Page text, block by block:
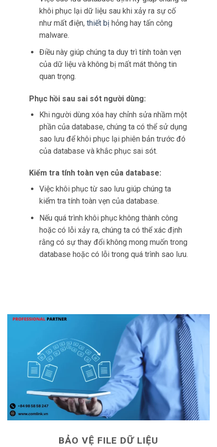
khôi phục lại dữ liệu sau khi xảy ra sự cố
như mất điện, thiết bị hỏng hay tấn công
malware.
Điều này giúp chúng ta duy trì tính toàn vẹn
của dữ liệu và không bị mất mát thông tin
quan trọng.
Phục hồi sau sai sót người dùng:
Khi người dùng xóa hay chỉnh sửa nhầm một
phần của database, chúng ta có thể sử dụng
sao lưu để khôi phục lại phiên bản trước đó
của database và khắc phục sai sót.
Kiểm tra tính toàn vẹn của database:
Việc khôi phục từ sao lưu giúp chúng ta
kiểm tra tính toàn vẹn của database.
Nếu quá trình khôi phục không thành công
hoặc có lỗi xảy ra, chúng ta có thể xác định
rằng có sự thay đổi không mong muốn trong
database hoặc có lỗi trong quá trình sao lưu.
BẢO VỆ FILE DỮ LIỆU